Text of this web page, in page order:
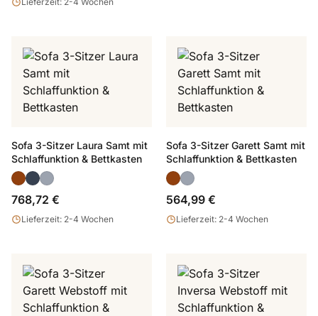
Sofa 3-Sitzer Laura Samt mit
Schlaffunktion & Bettkasten
768,72 €
Lieferzeit: 2-4 Wochen
Sofa 3-Sitzer Garett Samt mit
Schlaffunktion & Bettkasten
564,99 €
Lieferzeit: 2-4 Wochen